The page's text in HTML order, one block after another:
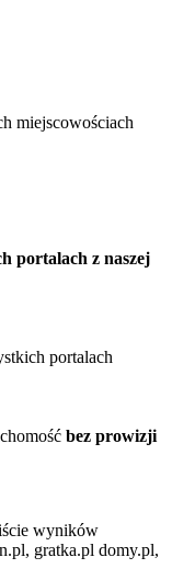
miejscowościach
portalach z naszej
portalach
bez prowizji
wyników
gratka.pl domy.pl,